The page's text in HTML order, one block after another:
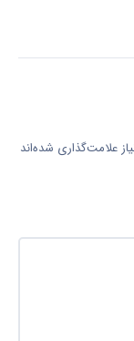
علامت‌گذاری شده‌اند